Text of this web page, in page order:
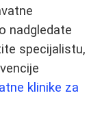
nadgledate
specijalistu,
klinike za